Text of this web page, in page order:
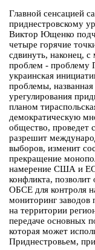
Главной сенсацией
приднестровскому
Виктор Ющенко
четыре горячие
сдвинуть, наконец,
проблем - проблему
украинская
проблемы,
урегулирования
планом
демократическую
общество, проведет
разрешит
выборов, изменит
прекращение
намерение США и ЕС
конфликта,
ОБСЕ для контроля
мониторинг заводов
на территории
передаче основных
которая может
Приднестровьем,